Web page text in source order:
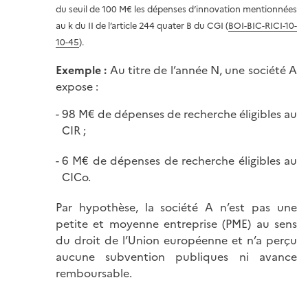
du seuil de 100 M€ les dépenses d’innovation mentionnées
au k du II de l’article 244 quater B du CGI (BOI-BIC-RICI-10-
10-45).
Exemple : Au titre de l’année N, une société A
expose :
98 M€ de dépenses de recherche éligibles au
CIR ;
6 M€ de dépenses de recherche éligibles au
CICo.
Par hypothèse, la société A n’est pas une
petite et moyenne entreprise (PME) au sens
du droit de l’Union européenne et n’a perçu
aucune subvention publiques ni avance
remboursable.